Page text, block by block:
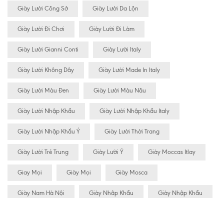
Giày Lười Công Sở Giày Lười Da Lộn
Giày Lười Đi Chơi Giày Lười Đi Làm
Giày Lười Gianni Conti Giày Lười Italy
Giày Lười Không Dây Giày Lười Made In Italy
Giày Lười Màu Đen Giày Lười Màu Nâu
Giày Lười Nhập Khẩu Giày Lười Nhập Khẩu Italy
Giày Lười Nhập Khẩu Ý Giày Lười Thời Trang
Giày Lười Trẻ Trung Giày Lười Ý Giày Moccas Itlay
Giay Mọi Giày Mọi Giày Mosca
Giày Nam Hà Nội Giày Nhâp Khẩu Giày Nhập Khẩu